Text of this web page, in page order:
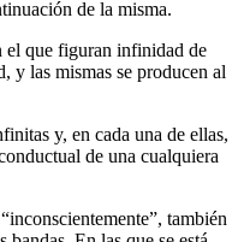
de la misma.
el que figuran infinidad de
y las mismas se producen al
y, en cada una de ellas,
de una cualquiera
también